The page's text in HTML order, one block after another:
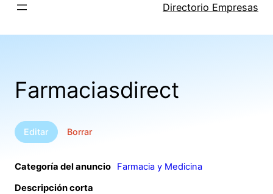
Saltar
Directorio Empresas
Farmaciasdirect
Editar Borrar
Categoría del anuncio
Farmacia y Medicina
Descripción corta